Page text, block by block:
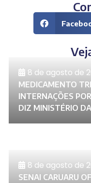
8 de agosto de
MEDICAMENTO
INTERNAÇÕES
DIZ MINISTÉRIO
8 de agosto de
SENAI CARUARU